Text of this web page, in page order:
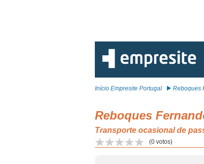
Início Empresite Portugal Reboques
Reboques
Transporte ocasional de
(0 votos)